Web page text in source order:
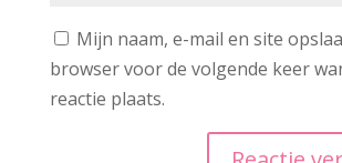
Mijn naam, e-mail en site
browser voor de volgende keer
reactie plaats.